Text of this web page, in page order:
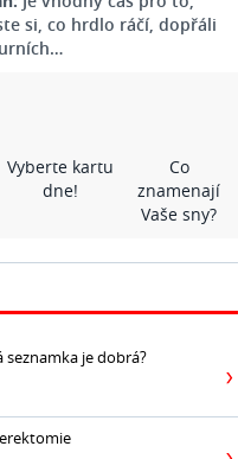
si, co hrdlo ráčí, dopřáli
Vyberte kartu
dne!
Co
znamenají
Vaše sny?
seznamka je dobrá?